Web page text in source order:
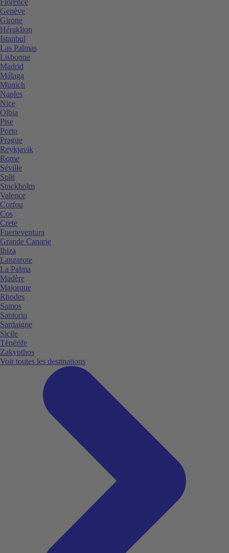
Genève
Girone
Héraklion
Istanbul
Las Palmas
Lisbonne
Madrid
Málaga
Munich
Naples
Nice
Olbia
Pise
Porto
Prague
Reykjavik
Rome
Séville
Split
Stockholm
Valence
Corfou
Cos
Crete
Fuerteventura
Grande Canarie
Ibiza
Lanzarote
La Palma
Madère
Majorque
Rhodes
Samos
Santorin
Sardaigne
Sicile
Ténérife
Zakynthos
Voir toutes les destinations